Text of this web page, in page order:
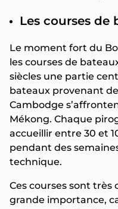
Les courses de
Le moment fort du
les courses de
siècles une partie
bateaux provenant
Cambodge
Mékong. Chaque
accueillir entre 30 et
pendant des
technique.
Ces courses sont
grande importance,